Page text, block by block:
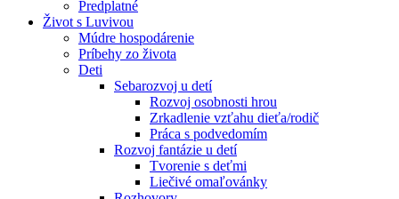
Predplatné
Život s Luvivou
Múdre hospodárenie
Príbehy zo života
Deti
Sebarozvoj u detí
Rozvoj osobnosti hrou
Zrkadlenie vzťahu dieťa/rodič
Práca s podvedomím
Rozvoj fantázie u detí
Tvorenie s deťmi
Liečivé omaľovánky